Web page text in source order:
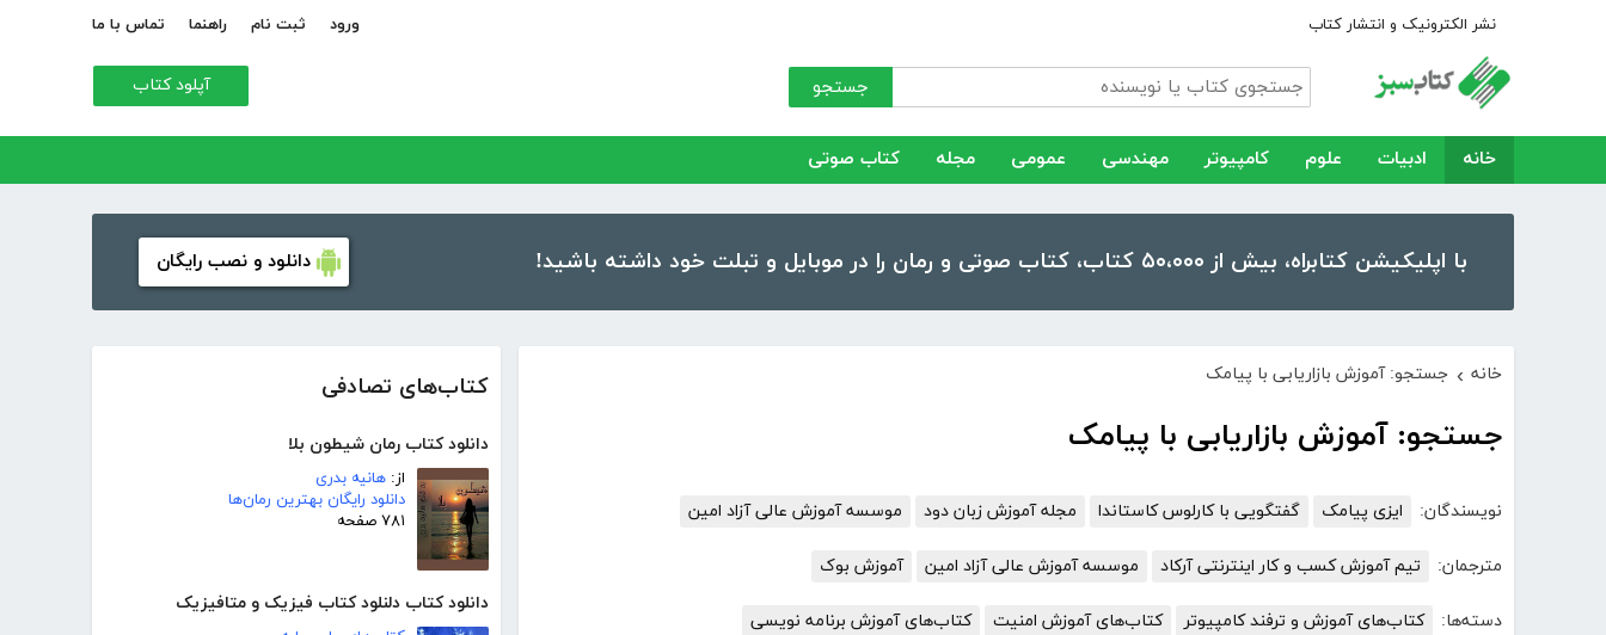
نشر الکترونیک و انتشار کتاب ورود ثبت نام راهنما تماس با ما
جستجو آپلود کتاب
خانه ادبیات علوم کامپیوتر مهندسی عمومی مجله کتاب صوتی
با اپلیکیشن کتابراه، بیش از ۵۰،۰۰۰ کتاب، کتاب صوتی و رمان را در موبایل و تبلت خود داشته باشید! دانلود و نصب رایگان
کتاب‌های تصادفی
دانلود کتاب رمان شیطون بلا
از: هانیه بدری
دانلود رایگان بهترین رمان‌ها
۷۸۱ صفحه
دانلود کتاب دلنلود کتاب فیزیک و متافیزیک
خانه › جستجو: آموزش بازاریابی با پیامک
جستجو: آموزش بازاریابی با پیامک
نویسندگان: ایزی پیامک گفتگویی با کارلوس کاستاندا مجله آموزش زبان دود موسسه آموزش عالی آزاد امین
مترجمان: تیم آموزش کسب و کار اینترنتی آرکاد موسسه آموزش عالی آزاد امین آموزش بوک
دسته‌ها: کتاب‌های آموزش و ترفند کامپیوتر کتاب‌های آموزش امنیت
کتاب‌های آموزش برنامه نویسی